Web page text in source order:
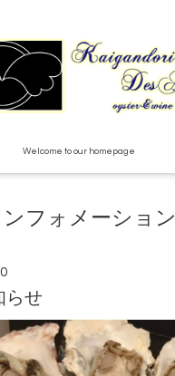
Welcome to our homepage
ンフォメーション
らせ